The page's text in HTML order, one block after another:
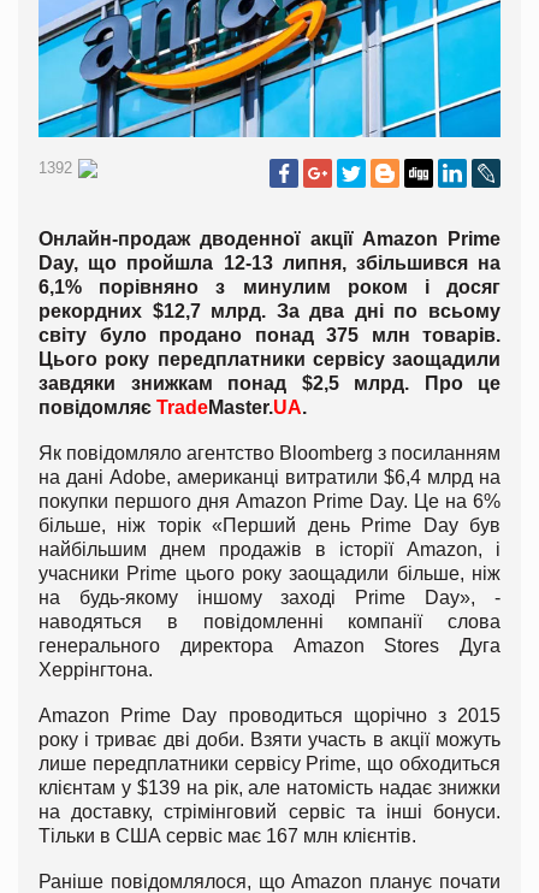
1392
Онлайн-продаж дводенної акції Amazon Prime
Day, що пройшла 12-13 липня, збільшився на
6,1% порівняно з минулим роком і досяг
рекордних $12,7 млрд. За два дні по всьому
світу було продано понад 375 млн товарів.
Цього року передплатники сервісу заощадили
завдяки знижкам понад $2,5 млрд. Про це
повідомляє TradeMaster.UA.
Як повідомляло агентство Bloomberg з посиланням
на дані Adobe, американці витратили $6,4 млрд на
покупки першого дня Amazon Prime Day. Це на 6%
більше, ніж торік «Перший день Prime Day був
найбільшим днем продажів в історії Amazon, і
учасники Prime цього року заощадили більше, ніж
на будь-якому іншому заході Prime Day», -
наводяться в повідомленні компанії слова
генерального директора Amazon Stores Дуга
Херрінгтона.
Amazon Prime Day проводиться щорічно з 2015
року і триває дві доби. Взяти участь в акції можуть
лише передплатники сервісу Prime, що обходиться
клієнтам у $139 на рік, але натомість надає знижки
на доставку, стрімінговий сервіс та інші бонуси.
Тільки в США сервіс має 167 млн клієнтів.
Раніше повідомлялося, що Amazon планує почати